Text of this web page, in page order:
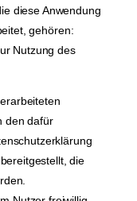
diese Anwendung
gehören:
Nutzung des
den dafür
die